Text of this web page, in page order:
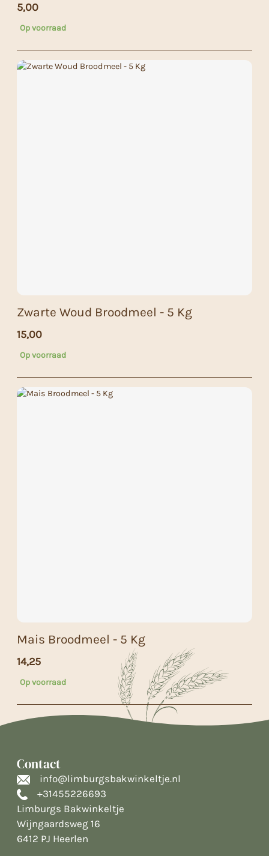
5,00
Op voorraad
Zwarte Woud Broodmeel - 5 Kg
15,00
Op voorraad
Mais Broodmeel - 5 Kg
14,25
Op voorraad
Contact
info@limburgsbakwinkeltje.nl
+31455226693
Limburgs Bakwinkeltje
Wijngaardsweg 16
6412 PJ Heerlen